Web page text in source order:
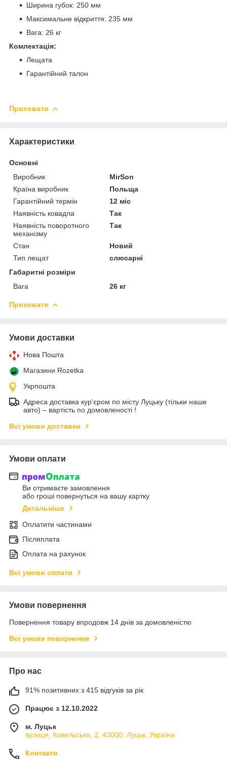
Ширина губок: 250 мм
Максимальне відкриття: 235 мм
Вага: 26 кг
Комлектація:
Лещата
Гарантійний талон
Приховати
Характеристики
Основні
Виробник
MirSon
Країна виробник
Польща
Гарантійний термін
12 міс
Наявність ковадла
Так
Наявність поворотного
механізму
Так
Стан
Новий
Тип лещат
слюсарні
Габаритні розміри
Вага
26 кг
Приховати
Умови доставки
Нова Пошта
Магазини Rozetka
Укрпошта
Адреса доставка кур'єром по місту Луцьку (тільки наше
авто) – вартість по домовленості !
Всі умови доставки
Умови оплати
Ви отримаєте замовлення
або гроші повернуться на вашу картку
Детальніше
Оплатити частинами
Післяплата
Оплата на рахунок
Всі умови оплати
Умови повернення
Повернення товару впродовж 14 днів за домовленістю
Всі умови повернення
Про нас
91% позитивних з 415 відгуків за рік
Працює з 12.10.2022
м. Луцьк
вулиця, Ковельська, 2, 43000, Луцьк, Україна
Контакти